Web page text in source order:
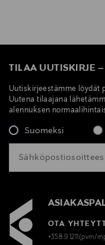
TILAA UUTISKIRJE –
Uutiskirjeestämme löydät
Uutena tilaajana
alennuksen
Suomeksi
OTA
+358 9 1211(pvm/